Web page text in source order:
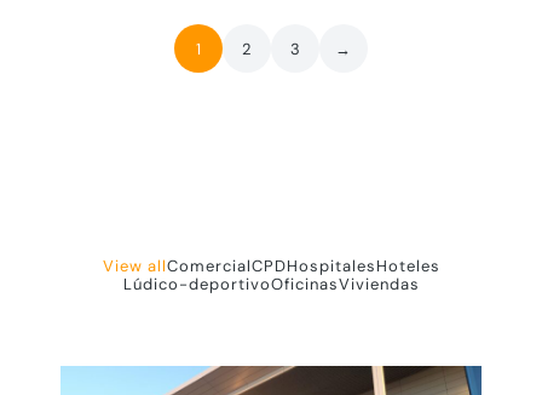
1 2 3 →
View allComercialCPDHospitalesHoteles
Lúdico-deportivoOficinasViviendas